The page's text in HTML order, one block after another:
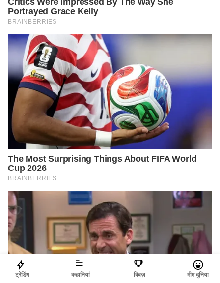
ट्रेंडिंग कहानियां क्विज़ मीम दुनिया